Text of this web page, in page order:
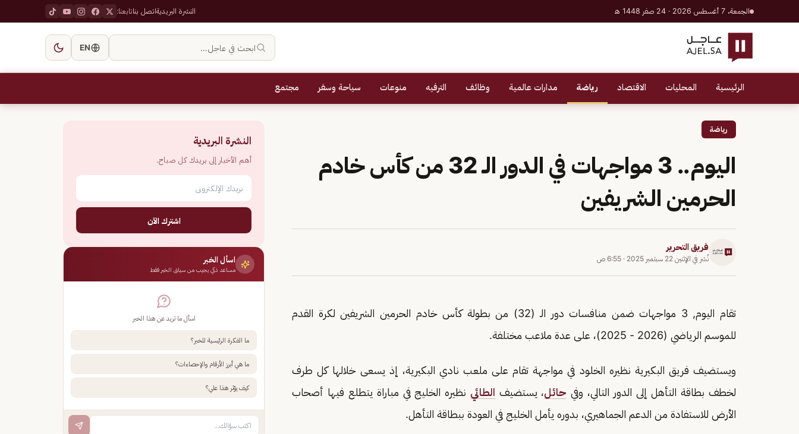
الجمعة، 7 أغسطس 2026 · 24 صفر 1448 هـ النشرة البريديةاتصل بناتابعنا:
ابحث في عاجل… EN
الرئيسية المحليات الاقتصاد رياضة مدارات عالمية وظائف الترفيه منوعات سياحة وسفر مجتمع
رياضة
اليوم.. 3 مواجهات في الدور الـ 32 من كأس خادم
الحرمين الشريفين
فريق التحرير
نُشر في الإثنين 22 سبتمبر 2025 · 6:55 ص
تقام اليوم, 3 مواجهات ضمن منافسات دور الـ (32) من بطولة كأس خادم الحرمين الشريفين لكرة القدم
للموسم الرياضي (2026 - 2025)، على عدة ملاعب مختلفة.
ويستضيف فريق البكيرية نظيره الخلود في مواجهة تقام على ملعب نادي البكيرية، إذ يسعى خلالها كل طرف
لخطف بطاقة التأهل إلى الدور التالي، وفي حائل، يستضيف الطائي نظيره الخليج في مباراة يتطلع فيها أصحاب
الأرض للاستفادة من الدعم الجماهيري، بدوره يأمل الخليج في العودة ببطاقة التأهل.
النشرة البريدية
أهم الأخبار إلى بريدك كل صباح.
اشترك الآن
اسأل الخبر
مساعد ذكي يجيب من سياق الخبر فقط
اسأل ما تريد عن هذا الخبر
ما الفكرة الرئيسية للخبر؟
ما هي أبرز الأرقام والإحصاءات؟
كيف يؤثر هذا علي؟